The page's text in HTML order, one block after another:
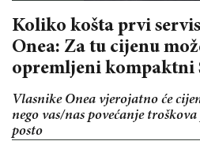
Koliko košta prvi
Onea: Za tu cijenu
opremljeni kompaktni
Vlasnike Onea vjerojatno će
nego vas/nas povećanje
posto